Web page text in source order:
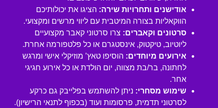
אודישנים ותחרויות שירה: הציגו את יכולותיכם
הווקאליות בצורה המיטבית עם ליווי מרשים ומקצועי.
סרטונים וקאברים: צרו סרטוני קאבר מקצועיים
ליוטיוב, טיקטוק, אינסטגרם או כל פלטפורמה אחרת.
אירועים מיוחדים: הוסיפו טאץ’ מוזיקלי אישי ומרגש
לחתונה, בר/בת מצווה, יום הולדת או כל אירוע חגיגי
אחר.
שימוש מסחרי: ניתן להשתמש בפלייבק גם כרקע
לסרטוני תדמית, פרסומות ועוד (בכפוף לתנאי הרישיון).